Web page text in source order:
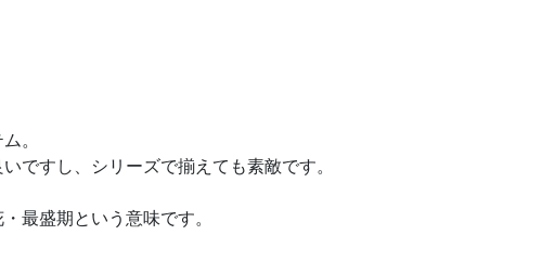
。
ですし、シリーズで揃えても素敵です。
最盛期という意味です。